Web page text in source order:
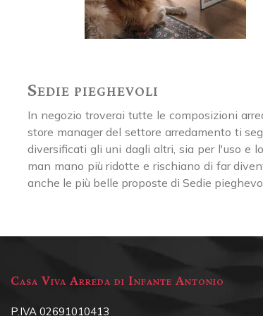
Sedie pieghevoli
In negozio troverai tutte le composizioni
store manager del settore arredamento ti
diversificati gli uni dagli altri, sia per l'uso e
man mano più ridotte e rischiano di far
anche le più belle proposte di Sedie
Casa Viva Arreda di Infante Antonio
P.IVA 02691010413